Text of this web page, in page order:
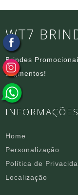
WT7
Brindes
segmentos!
INFORMAÇÕES
Home
Personalização
Política de
Localização